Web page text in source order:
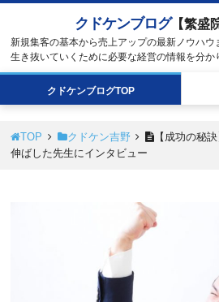
クドケンブログ【繁盛
新規集客の基本から売上アップの最新ノウハ
生き抜いていくために必要な経営の情報を分か
クドケンブログTOP
TOP クドケン吉野
【成功の秘
伸ばした先生にインタビュー